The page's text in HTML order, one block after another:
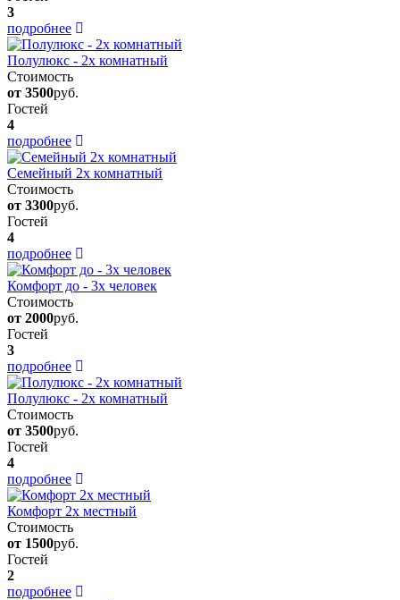
3
подробнее
Полулюкс - 2х комнатный
Стоимость
от 3500руб.
Гостей
4
подробнее
Семейный 2х комнатный
Стоимость
от 3300руб.
Гостей
4
подробнее
Комфорт до - 3х человек
Стоимость
от 2000руб.
Гостей
3
подробнее
Полулюкс - 2х комнатный
Стоимость
от 3500руб.
Гостей
4
подробнее
Комфорт 2х местный
Стоимость
от 1500руб.
Гостей
2
подробнее